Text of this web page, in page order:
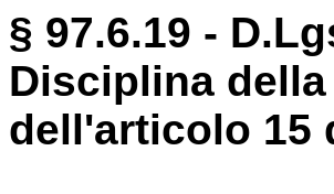
§ 97.6.19 -
Disciplina
dell'articolo 15